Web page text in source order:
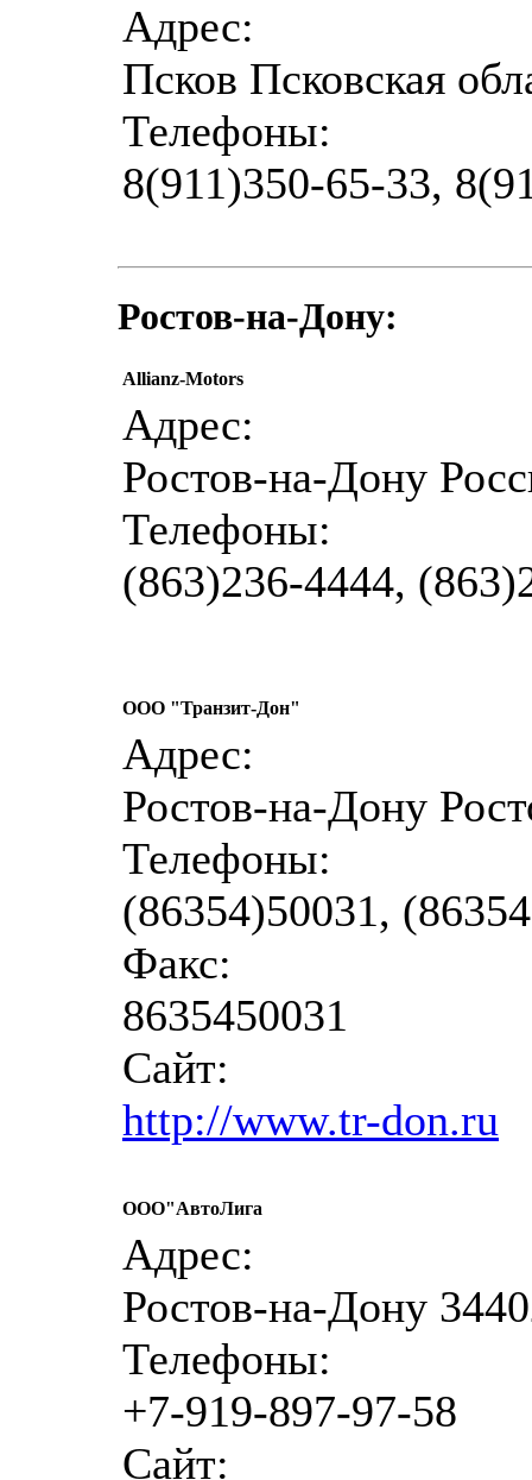
Адрес:
Псков Псковская
Телефоны:
8(911)350-65-33,
Ростов-на-Дону:
Allianz-Motors
Адрес:
Ростов-на-Дону
Телефоны:
(863)236-4444,
ООО "Транзит-Дон"
Адрес:
Ростов-на-Дону
Телефоны:
(86354)50031,
Факс:
8635450031
Сайт:
http://www.tr-don.ru
ООО"АвтоЛига
Адрес:
Ростов-на-Дону
Телефоны:
+7-919-897-97-58
Сайт: